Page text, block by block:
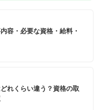
容・必要な資格・給料・
れくらい違う？資格の取